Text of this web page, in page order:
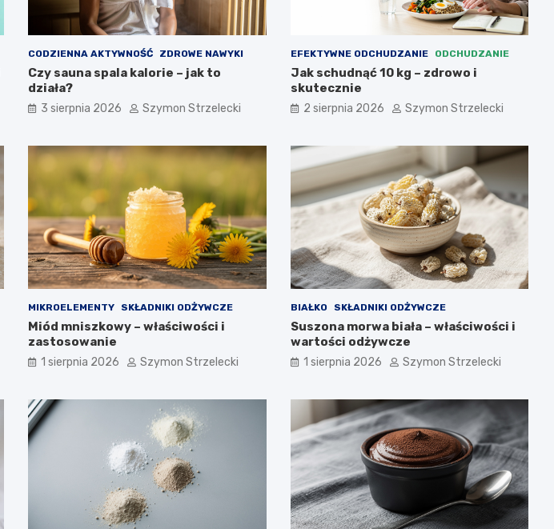
CODZIENNA AKTYWNOŚĆ ZDROWE NAWYKI
Czy sauna spala kalorie – jak to
działa?
3 sierpnia 2026 Szymon Strzelecki
EFEKTYWNE ODCHUDZANIE ODCHUDZANIE
Jak schudnąć 10 kg – zdrowo i
skutecznie
2 sierpnia 2026 Szymon Strzelecki
MIKROELEMENTY SKŁADNIKI ODŻYWCZE
Miód mniszkowy – właściwości i
zastosowanie
1 sierpnia 2026 Szymon Strzelecki
BIAŁKO SKŁADNIKI ODŻYWCZE
Suszona morwa biała – właściwości i
wartości odżywcze
1 sierpnia 2026 Szymon Strzelecki